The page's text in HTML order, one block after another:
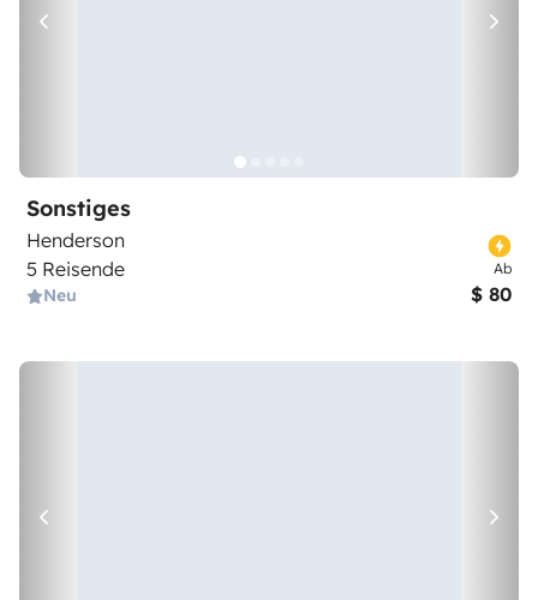
Sonstiges
Henderson
5 Reisende
Neu
Ab
$ 80